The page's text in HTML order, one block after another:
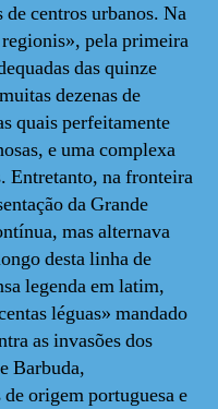
centros urbanos. Na
pela primeira
das quinze
dezenas de
quais perfeitamente
e uma complexa
Entretanto, na fronteira
da Grande
mas alternava
desta linha de
legenda em latim,
léguas» mandado
as invasões dos
Barbuda,
origem portuguesa e